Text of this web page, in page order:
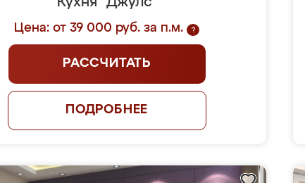
Цена: от 39 000 руб. за п.м. ?
РАССЧИТАТЬ
ПОДРОБНЕЕ